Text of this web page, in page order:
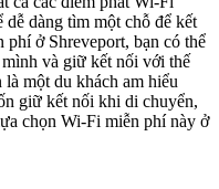
dàng tìm một chỗ để kết
ở Shreveport, bạn có thể
và giữ kết nối với thế
một du khách am hiểu
giữ kết nối khi di chuyển,
chọn Wi-Fi miễn phí này ở